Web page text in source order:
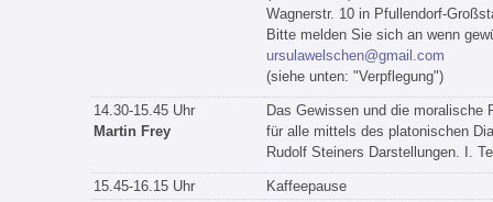
Wagnerstr. 10 in Pfullendorf-
Bitte melden Sie sich an wenn
ursulawelschen@gmail.com
(siehe unten: "Verpflegung")
14.30-15.45 Uhr
Martin Frey
Das Gewissen und die moralische
für alle mittels des platonischen
Rudolf Steiners Darstellungen. I.
15.45-16.15 Uhr
Kaffeepause